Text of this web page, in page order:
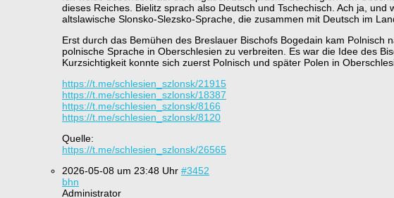
dieses Reiches. Bielitz sprach also Deutsch und Tschechisch. Ach ja,
altslawische Slonsko-Slezsko-Sprache, die zusammen mit Deutsch im
Erst durch das Bemühen des Breslauer Bischofs Bogedain kam
polnische Sprache in Oberschlesien zu verbreiten. Es war die Idee des
Kurzsichtigkeit konnte sich zuerst Polnisch und später Polen in
https://t.me/schlesien_szlonsk/21915
https://t.me/schlesien_szlonsk/18387
https://t.me/schlesien_szlonsk/8166
https://t.me/schlesien_szlonsk/8120
Quelle:
https://t.me/schlesien_szlonsk/26565
2026-05-08 um 23:48 Uhr #3452
bhn
Administrator